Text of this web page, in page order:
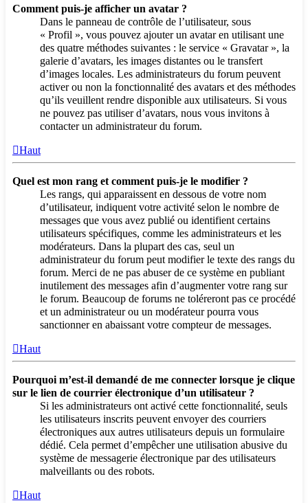
Comment puis-je afficher un avatar ?
Dans le panneau de contrôle de l’utilisateur, sous
« Profil », vous pouvez ajouter un avatar en utilisant une
des quatre méthodes suivantes : le service « Gravatar », la
galerie d’avatars, les images distantes ou le transfert
d’images locales. Les administrateurs du forum peuvent
activer ou non la fonctionnalité des avatars et des méthodes
qu’ils veuillent rendre disponible aux utilisateurs. Si vous
ne pouvez pas utiliser d’avatars, nous vous invitons à
contacter un administrateur du forum.
Haut
Quel est mon rang et comment puis-je le modifier ?
Les rangs, qui apparaissent en dessous de votre nom
d’utilisateur, indiquent votre activité selon le nombre de
messages que vous avez publié ou identifient certains
utilisateurs spécifiques, comme les administrateurs et les
modérateurs. Dans la plupart des cas, seul un
administrateur du forum peut modifier le texte des rangs du
forum. Merci de ne pas abuser de ce système en publiant
inutilement des messages afin d’augmenter votre rang sur
le forum. Beaucoup de forums ne toléreront pas ce procédé
et un administrateur ou un modérateur pourra vous
sanctionner en abaissant votre compteur de messages.
Haut
Pourquoi m’est-il demandé de me connecter lorsque je clique
sur le lien de courrier électronique d’un utilisateur ?
Si les administrateurs ont activé cette fonctionnalité, seuls
les utilisateurs inscrits peuvent envoyer des courriers
électroniques aux autres utilisateurs depuis un formulaire
dédié. Cela permet d’empêcher une utilisation abusive du
système de messagerie électronique par des utilisateurs
malveillants ou des robots.
Haut